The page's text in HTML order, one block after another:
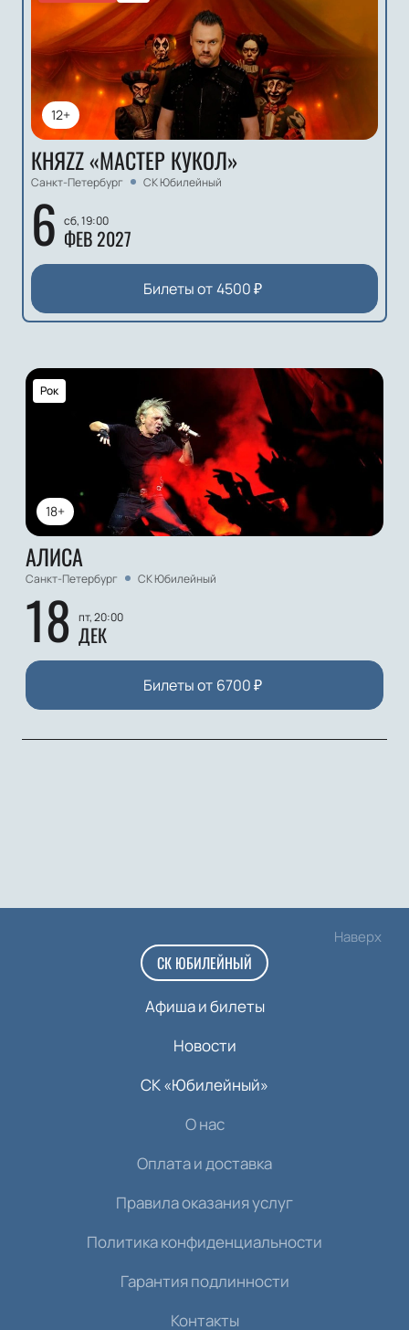
12+
КНЯZZ «МАСТЕР КУКОЛ»
Санкт-Петербург СК Юбилейный
6 сб, 19:00
ФЕВ 2027
Билеты от4500₽
18+
Рок
АЛИСА
Санкт-Петербург СК Юбилейный
18 пт, 20:00
ДЕК
Билеты от 6700₽
Наверх
СК ЮБИЛЕЙНЫЙ
Афиша и билеты
Новости
СК «Юбилейный»
О нас
Оплата и доставка
Правила оказания услуг
Политика конфиденциальности
Гарантия подлинности
Контакты